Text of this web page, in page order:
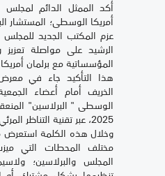
أكد الممثل الدائم لمجلس
أمريكا الوسطى؛ المستشار
عزم المكتب الجديد
الرشيد على مواصلة
المؤسساتية مع برلمان
هذا التأكيد جاء في
الخريف أمام أعضاء
2025، عبر تقنية التناظر المرئي عن بعد.
وخلال هذه الكلمة
مختلف المحطات التي
المجلس والبرلاسين؛